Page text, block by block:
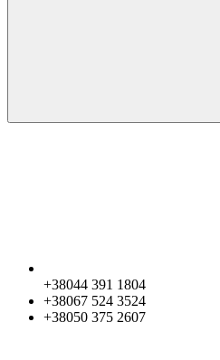
+38044 391 1804
+38067 524 3524
+38050 375 2607